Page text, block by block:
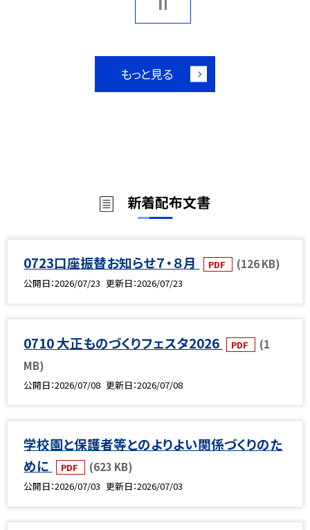
もっと見る
新着配布文書
0723口座振替お知らせ７・８月 PDF (126 KB)
公開日 2026/07/23 更新日 2026/07/23
0710 大正ものづくりフェスタ2026 PDF
(1
MB)
公開日 2026/07/08 更新日 2026/07/08
学校園と保護者等とのよりよい関係づくりのた
めに
PDF (623 KB)
公開日 2026/07/03 更新日 2026/07/03